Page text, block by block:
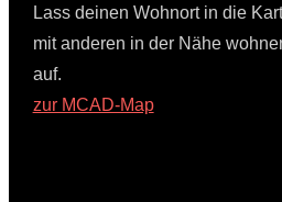
Lass deinen Wohnort in die
mit anderen in der Nähe
auf.
zur MCAD-Map